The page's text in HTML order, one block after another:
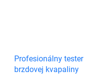
Profesionálny tester
brzdovej kvapaliny